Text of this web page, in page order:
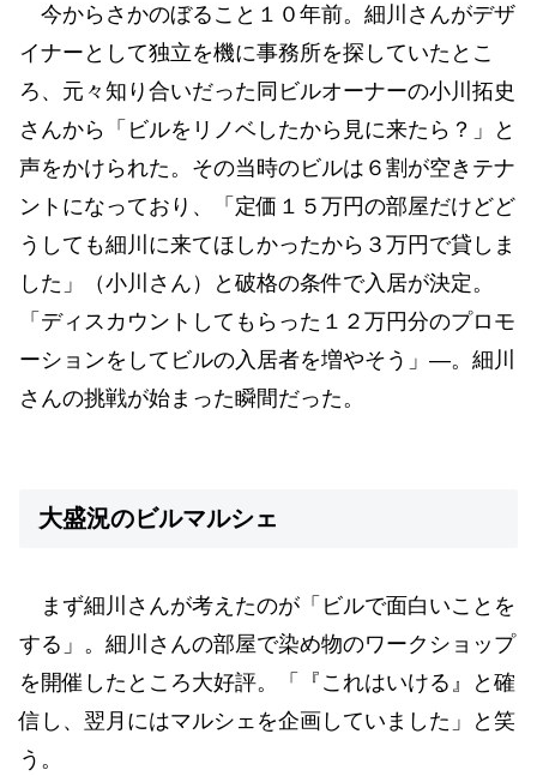
今からさかのぼること１０年前。細川さんがデザ
イナーとして独立を機に事務所を探していたとこ
ろ、元々知り合いだった同ビルオーナーの小川拓史
さんから「ビルをリノベしたから見に来たら？」と
声をかけられた。その当時のビルは６割が空きテナ
ントになっており、「定価１５万円の部屋だけどど
うしても細川に来てほしかったから３万円で貸しま
した」（小川さん）と破格の条件で入居が決定。
「ディスカウントしてもらった１２万円分のプロモ
ーションをしてビルの入居者を増やそう」―。細川
さんの挑戦が始まった瞬間だった。
大盛況のビルマルシェ
まず細川さんが考えたのが「ビルで面白いことを
する」。細川さんの部屋で染め物のワークショップ
を開催したところ大好評。「『これはいける』と確
信し、翌月にはマルシェを企画していました」と笑
う。